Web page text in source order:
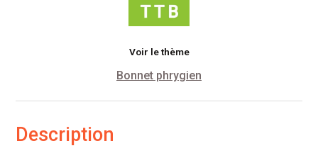
Voir le thème
Bonnet phrygien
Description